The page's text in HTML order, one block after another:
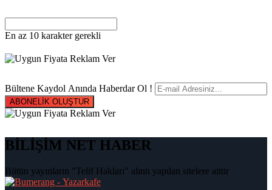
En az 10 karakter gerekli
Bültene Kaydol Anında Haberdar Ol !
ABONELİK OLUŞTUR
BİLİŞİM NET HABER
Bütün yayınların "Telif Hakları" alıntı yapılan sitelere aittir